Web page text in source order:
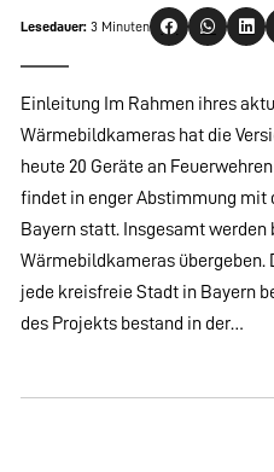
Lesedauer: 3 Minuten
Einleitung Im Rahmen ihres
Wärmebildkameras hat die
heute 20 Geräte an
findet in enger Abstimmung mit
Bayern statt. Insgesamt werden
Wärmebildkameras übergeben.
jede kreisfreie Stadt in Bayern
des Projekts bestand in der…